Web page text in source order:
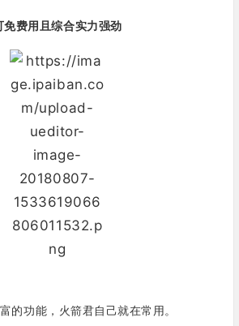
免费用且综合实力强劲
的功能，火箭君自己就在常用。